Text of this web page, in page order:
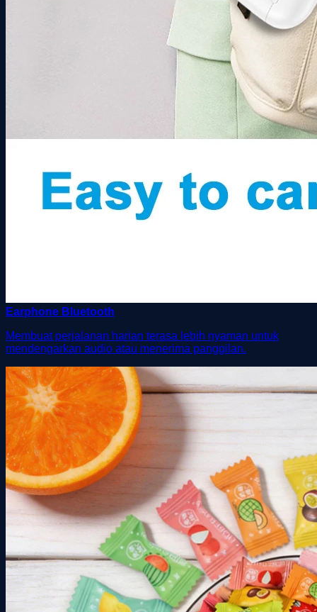
Earphone Bluetooth
Membuat perjalanan harian terasa lebih nyaman untuk
mendengarkan audio atau menerima panggilan.